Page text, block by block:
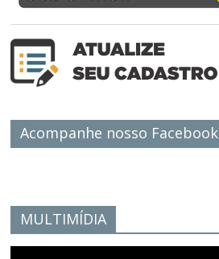
Acompanhe nosso Facebook
MULTIMÍDIA